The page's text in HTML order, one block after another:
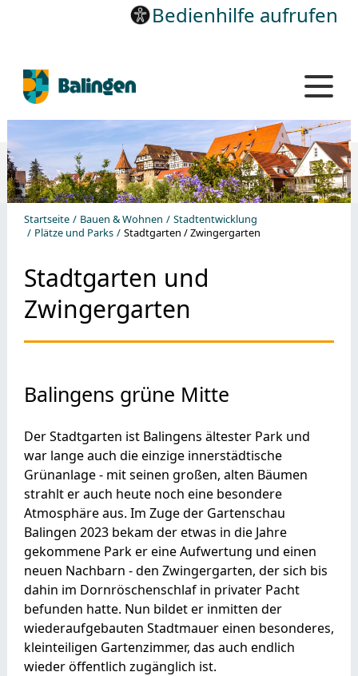
Bedienhilfe aufrufen
Startseite Bauen & Wohnen
Stadtentwicklung
Plätze und Parks
Stadtgarten / Zwingergarten
Stadtgarten und
Zwingergarten
Balingens grüne Mitte
Der Stadtgarten ist Balingens ältester Park und
war lange auch die einzige innerstädtische
Grünanlage - mit seinen großen, alten Bäumen
strahlt er auch heute noch eine besondere
Atmosphäre aus. Im Zuge der Gartenschau
Balingen 2023 bekam der etwas in die Jahre
gekommene Park er eine Aufwertung und einen
neuen Nachbarn - den Zwingergarten, der sich bis
dahin im Dornröschenschlaf in privater Pacht
befunden hatte. Nun bildet er inmitten der
wiederaufgebauten Stadtmauer einen besonderes,
kleinteiligen Gartenzimmer, das auch endlich
wieder öffentlich zugänglich ist.